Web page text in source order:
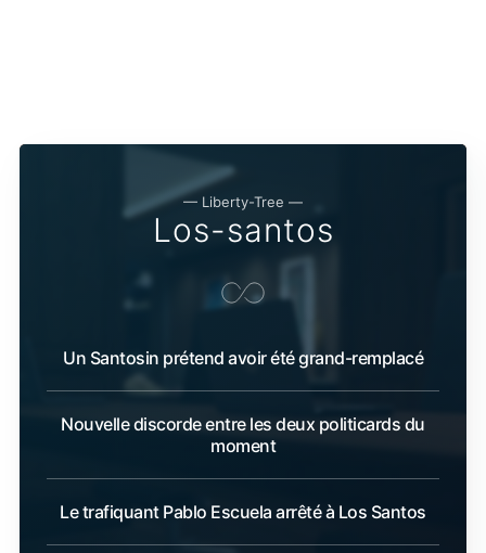
— Liberty-Tree —
Los-santos
Un Santosin prétend avoir été grand-remplacé
Nouvelle discorde entre les deux politicards du
moment
Le trafiquant Pablo Escuela arrêté à Los Santos